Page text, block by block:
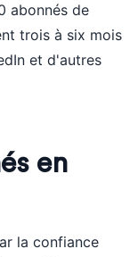
abonnés de
trois à six mois
et d'autres
en
la confiance